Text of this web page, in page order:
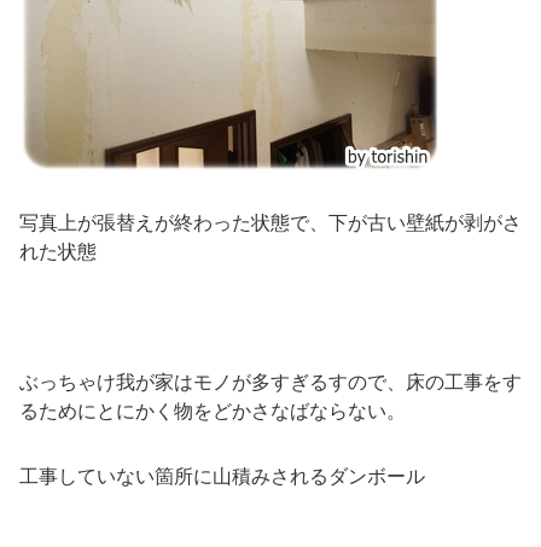
写真上が張替えが終わった状態で、下が古い壁紙が剥がさ
れた状態
ぶっちゃけ我が家はモノが多すぎるすので、床の工事をす
るためにとにかく物をどかさなばならない。
工事していない箇所に山積みされるダンボール